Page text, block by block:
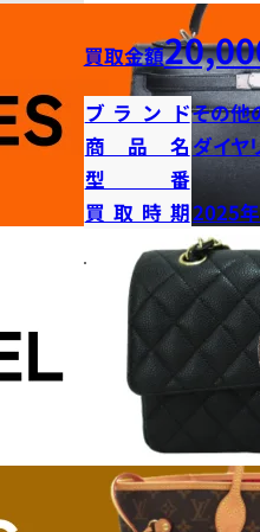
買取金額
ブランドその他
商品名 ダイヤ
型番
買取時期2025